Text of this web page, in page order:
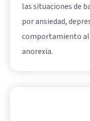
las situaciones de
por ansiedad,
comportamiento
anorexia.